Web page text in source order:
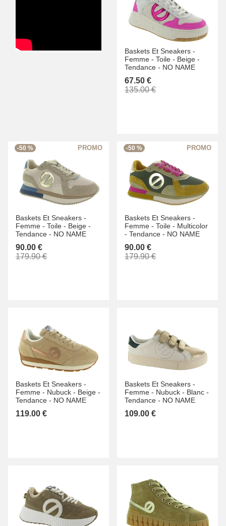
Baskets Et Sneakers -
Femme - Toile - Beige -
Tendance - NO NAME
67.50 €
135.00 €
-50 %
Baskets Et Sneakers -
Femme - Toile - Beige -
Tendance - NO NAME
90.00 €
179.90 €
-50 %
Baskets Et Sneakers -
Femme - Toile - Multicolor
- Tendance - NO NAME
90.00 €
179.90 €
Baskets Et Sneakers -
Femme - Nubuck - Beige -
Tendance - NO NAME
119.00 €
Baskets Et Sneakers -
Femme - Nubuck - Blanc -
Tendance - NO NAME
109.00 €